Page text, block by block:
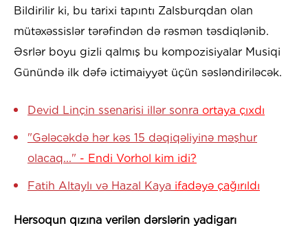
Bildirilir ki, bu tarixi tapıntı Zalsburqdan olan
mütəxəssislər tərəfindən də rəsmən təsdiqlənib.
Əsrlər boyu gizli qalmış bu kompozisiyalar Musiqi
Günündə ilk dəfə ictimaiyyət üçün səsləndiriləcək.
Devid Linçin ssenarisi illər sonra ortaya çıxdı
"Gələcəkdə hər kəs 15 dəqiqəliyinə məşhur
olacaq..." - Endi Vorhol kim idi?
Fatih Altaylı və Hazal Kaya ifadəyə çağırıldı
Hersoqun qızına verilən dərslərin yadigarı